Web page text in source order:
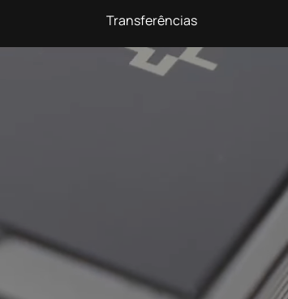
Transferências